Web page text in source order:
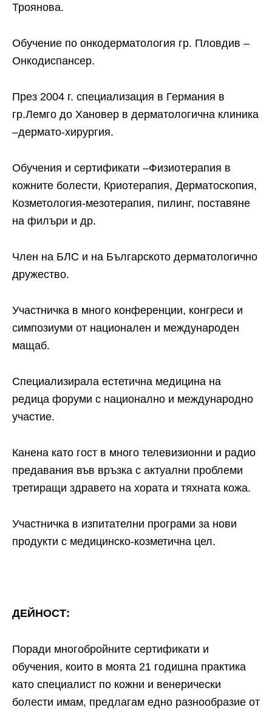
Троянова.
Обучение по онкодерматология гр. Пловдив –
Онкодиспансер.
През 2004 г. специализация в Германия в
гр.Лемго до Хановер в дерматологична клиника
–дермато-хирургия.
Обучения и сертификати –Физиотерапия в
кожните болести, Криотерапия, Дерматоскопия,
Козметология-мезотерапия, пилинг, поставяне
на филъри и др.
Член на БЛС и на Българското дерматологично
дружество.
Участничка в много конференции, конгреси и
симпозиуми от национален и международен
мащаб.
Специализирала естетична медицина на
редица форуми с национално и международно
участие.
Канена като гост в много телевизионни и радио
предавания във връзка с актуални проблеми
третиращи здравето на хората и тяхната кожа.
Участничка в изпитателни програми за нови
продукти с медицинско-козметична цел.
ДЕЙНОСТ:
Поради многобройните сертификати и
обучения, които в моята 21 годишна практика
като специалист по кожни и венерически
болести имам, предлагам едно разнообразие от